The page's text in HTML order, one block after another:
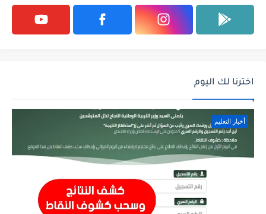
اخترنا لك اليوم
أخبار التعليم